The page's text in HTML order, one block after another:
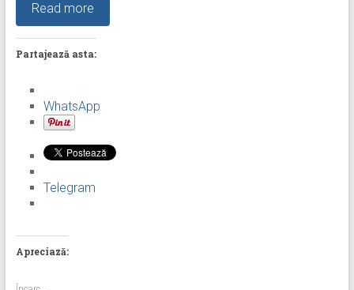
Read more
Partajează asta:
WhatsApp
Telegram
Apreciază: